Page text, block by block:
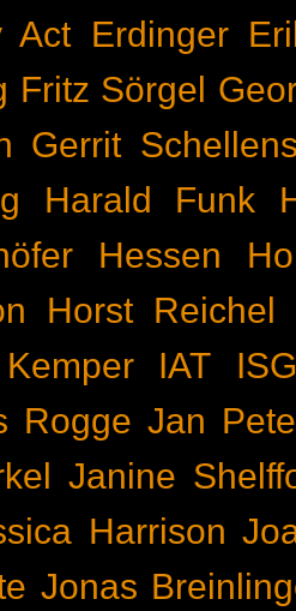
Act Erdinger
Fritz Sörgel
Gerrit
Harald Funk
Hessen
Horst Reichel
IAT
Rogge Jan
Janine
Harrison
Jonas